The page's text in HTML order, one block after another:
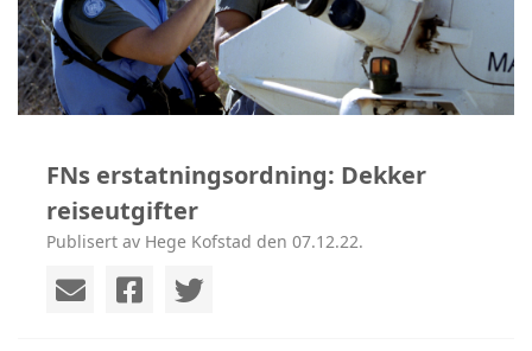
FNs erstatningsordning: Dekker
reiseutgifter
Publisert av Hege Kofstad den 07.12.22.